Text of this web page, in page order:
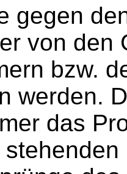
gegen
von den
bzw.
werden.
das